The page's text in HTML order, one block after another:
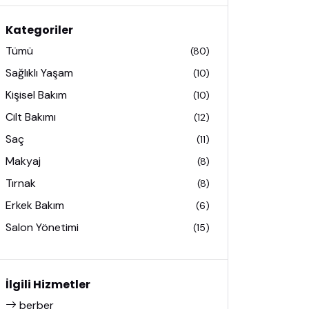
Kategoriler
Tümü (80)
Sağlıklı Yaşam (10)
Kişisel Bakım (10)
Cilt Bakımı (12)
Saç (11)
Makyaj (8)
Tırnak (8)
Erkek Bakım (6)
Salon Yönetimi (15)
İlgili Hizmetler
berber